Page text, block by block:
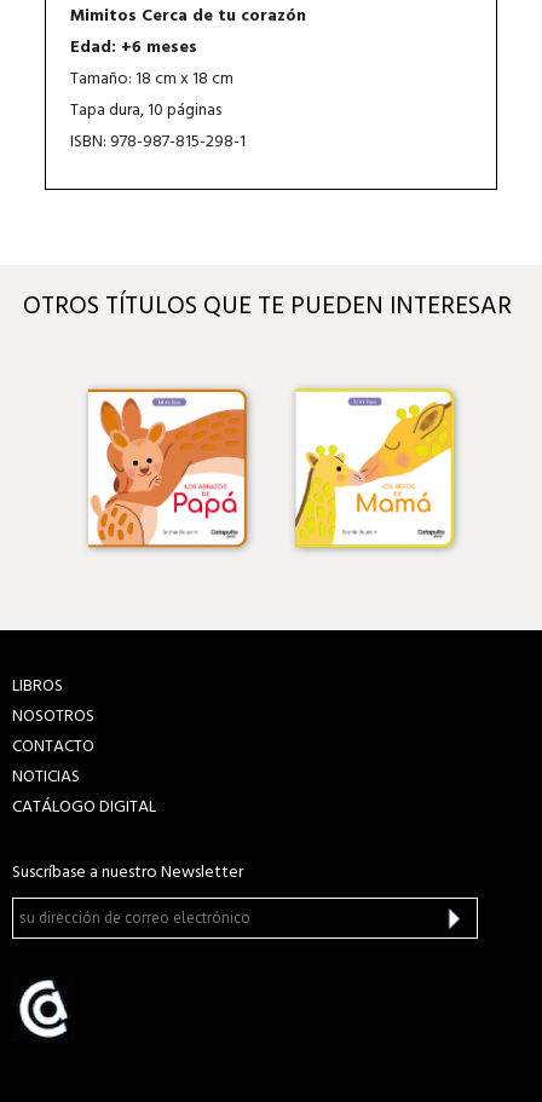
Mimitos Cerca de tu corazón
Edad: +6 meses
Tamaño: 18 cm x 18 cm
Tapa dura, 10 páginas
ISBN: 978-987-815-298-1
OTROS TÍTULOS QUE TE PUEDEN INTERESAR
LIBROS
NOSOTROS
CONTACTO
NOTICIAS
CATÁLOGO DIGITAL
Suscríbase a nuestro Newsletter